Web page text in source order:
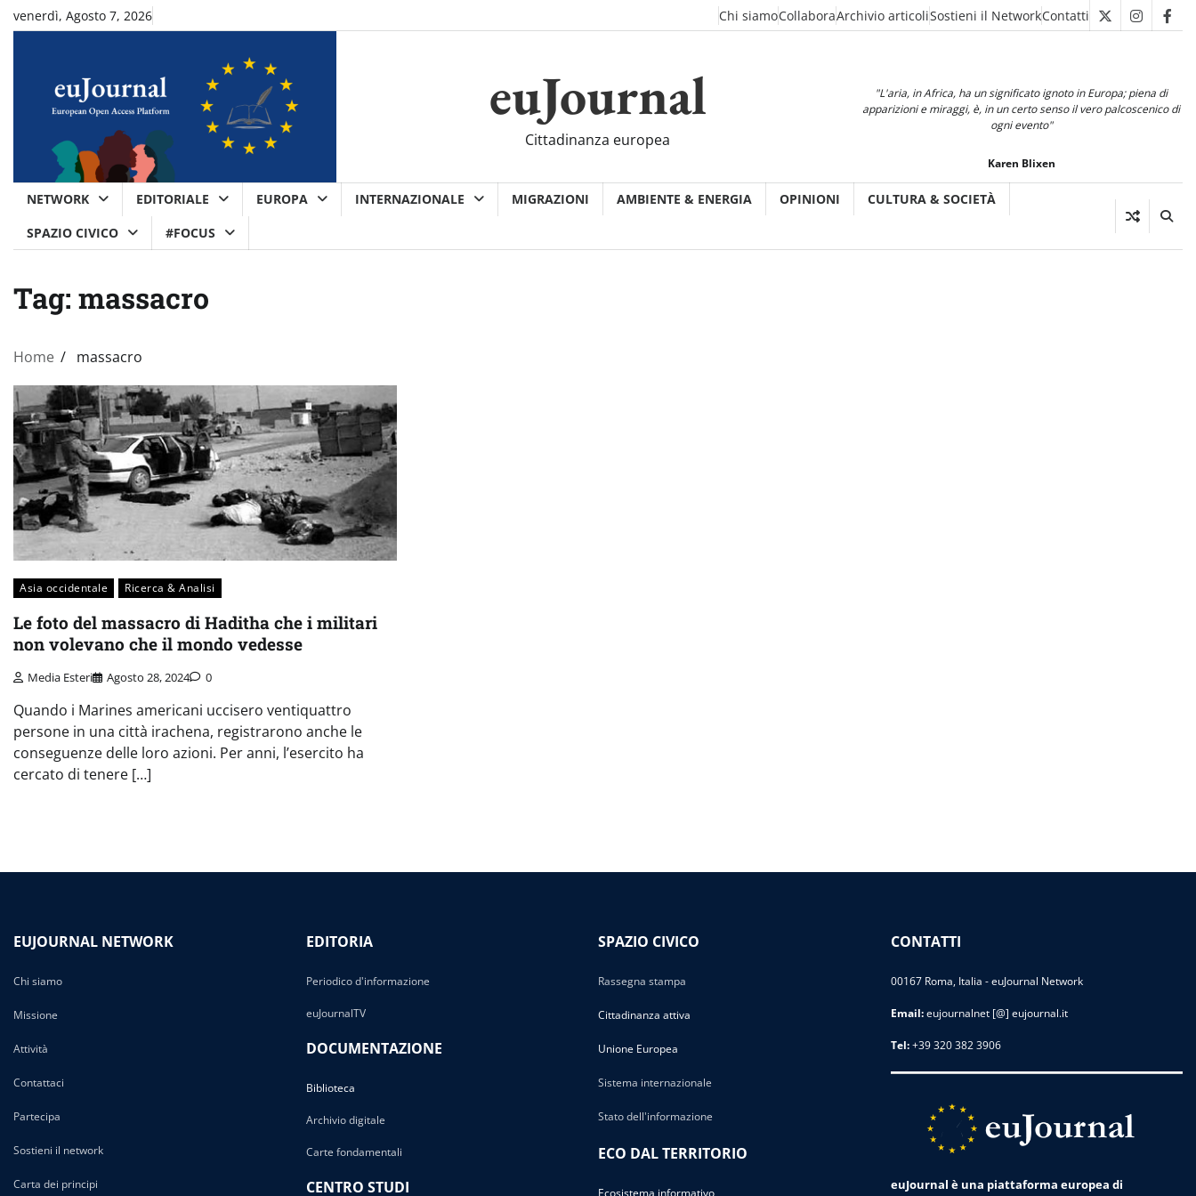
Skipvenerdì, Agosto 7, 2026 Chi siamoCollaboraArchivio articoliSostieni il NetworkContatti X
euJournal
Cittadinanza europea
"L'aria, in Africa, ha un significato ignoto in Europa; piena di
apparizioni e miraggi, è, in un certo senso il vero palcoscenico di
ogni evento"
Karen Blixen
NETWORK EDITORIALE EUROPA INTERNAZIONALE MIGRAZIONI AMBIENTE & ENERGIA OPINIONI
CULTURA & SOCIETÀ
SPAZIO CIVICO
#FOCUS
Tag: massacro
Home massacro
Asia occidentale Ricerca & Analisi
Le foto del massacro di Haditha che i militari
non volevano che il mondo vedesse
Media Esteri Agosto 28, 2024 0
Quando i Marines americani uccisero ventiquattro
persone in una città irachena, registrarono anche le
conseguenze delle loro azioni. Per anni, l’esercito ha
cercato di tenere […]
EUJOURNAL NETWORK
Chi siamo
Missione
Attività
Contattaci
Partecipa
Sostieni il network
Carta dei principi
EDITORIA
Periodico d'informazione
euJournalTV
DOCUMENTAZIONE
Biblioteca
Archivio digitale
Carte fondamentali
CENTRO STUDI
SPAZIO CIVICO
Rassegna stampa
Cittadinanza attiva
Unione Europea
Sistema internazionale
Stato dell'informazione
ECO DAL TERRITORIO
Ecosistema informativo
CONTATTI
00167 Roma, Italia - euJournal Network
Email:eujournalnet [@] eujournal.it
Tel:+39 320 382 3906
euJournal è una piattaforma europea di